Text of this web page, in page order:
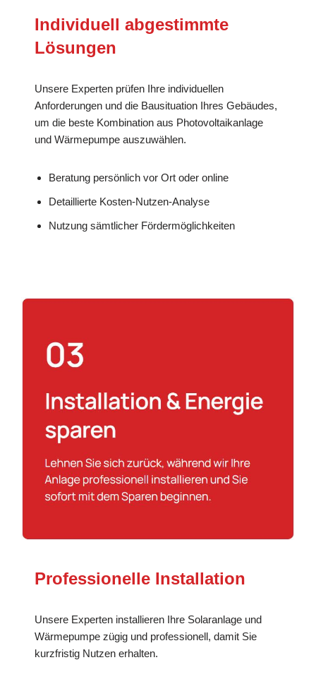
Individuell abgestimmte
Lösungen
Unsere Experten prüfen Ihre individuellen
Anforderungen und die Bausituation Ihres Gebäudes,
um die beste Kombination aus Photovoltaikanlage
und Wärmepumpe auszuwählen.
Beratung persönlich vor Ort oder online
Detaillierte Kosten-Nutzen-Analyse
Nutzung sämtlicher Fördermöglichkeiten
Professionelle Installation
Unsere Experten installieren Ihre Solaranlage und
Wärmepumpe zügig und professionell, damit Sie
kurzfristig Nutzen erhalten.